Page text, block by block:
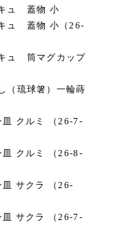
ュ 蓋物 小
ュ 蓋物 小（26-
ュ 筒マグカップ
（琉球箸）一輪蒔
皿 クルミ （26-7-
皿 クルミ （26-8-
皿 サクラ （26-
皿 サクラ （26-7-